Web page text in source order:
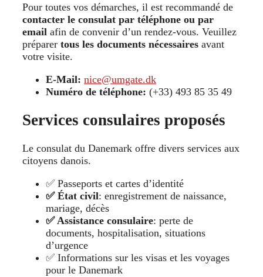
Pour toutes vos démarches, il est recommandé de
contacter le consulat par téléphone ou par
email afin de convenir d’un rendez-vous. Veuillez
préparer tous les documents nécessaires avant
votre visite.
E-Mail: nice@umgate.dk
Numéro de téléphone: (+33) 493 85 35 49
Services consulaires proposés
Le consulat du Danemark offre divers services aux
citoyens danois.
✅ Passeports et cartes d’identité
✅ État civil: enregistrement de naissance,
mariage, décès
✅ Assistance consulaire: perte de
documents, hospitalisation, situations
d’urgence
✅ Informations sur les visas et les voyages
pour le Danemark